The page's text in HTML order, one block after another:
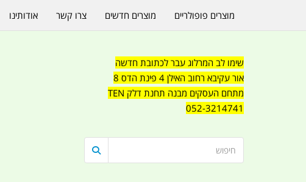
שימו לב המרלוג עבר לכתובת חדשה
אור עקיבא רחוב האילן 4 פינת הדס 8
מתחם העסקים מבנה תחנת דלק TEN
052-3214741
מוצרים פופולריים מוצרים חדשים צרו קשר אודותינו